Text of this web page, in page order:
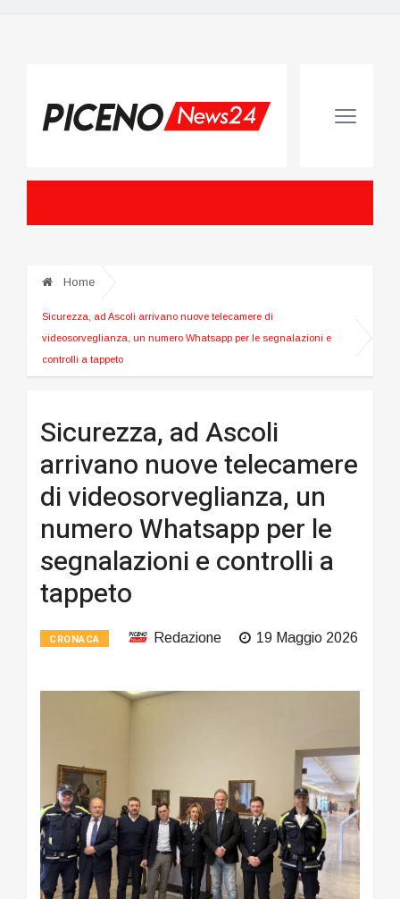
Home
Sicurezza, ad Ascoli arrivano nuove telecamere di
videosorveglianza, un numero Whatsapp per le segnalazioni e
controlli a tappeto
Sicurezza, ad Ascoli
arrivano nuove telecamere
di videosorveglianza, un
numero Whatsapp per le
segnalazioni e controlli a
tappeto
CRONACA Redazione 19 Maggio 2026